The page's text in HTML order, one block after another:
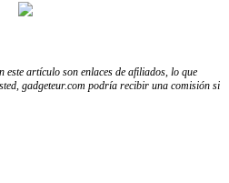
este artículo son enlaces de afiliados, lo que
gadgeteur.com podría recibir una comisión si